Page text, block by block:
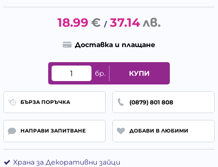
18.99 € / 37.14лв.
Доставка и плащане
бр. КУПИ
БЪРЗА ПОРЪЧКА (0879) 801 808
НАПРАВИ ЗАПИТВАНЕ ДОБАВИ В ЛЮБИМИ
Храна за Декоративни зайци